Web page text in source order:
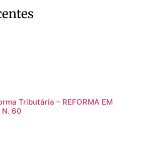
Tributária – REFORMA EM
N. 60